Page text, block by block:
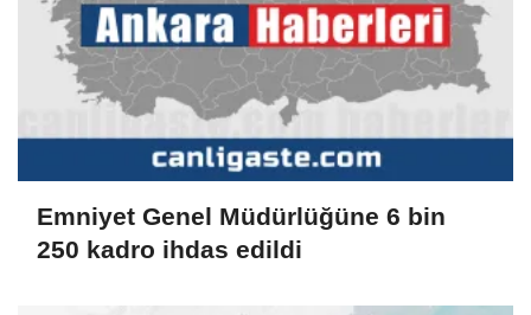
Emniyet Genel Müdürlüğüne 6 bin
250 kadro ihdas edildi